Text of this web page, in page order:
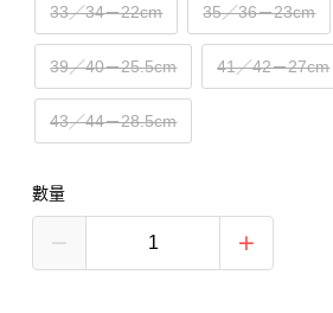
33／34－22cm 35／36－23cm
39／40－25.5cm 41／42－27cm
43／44－28.5cm
數量